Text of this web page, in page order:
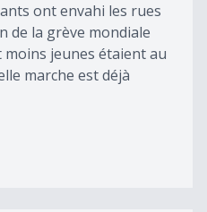
ont envahi les rues
de la grève mondiale
moins jeunes étaient au
marche est déjà